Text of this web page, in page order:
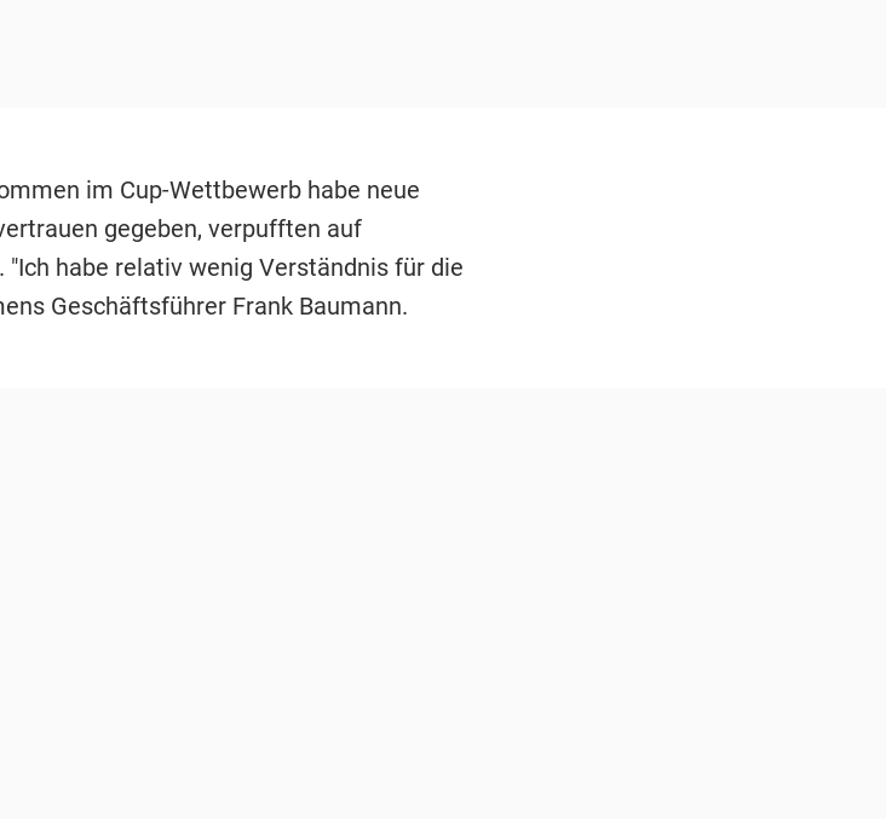
im Cup-Wettbewerb habe neue
gegeben, verpufften auf
"Ich habe relativ wenig Verständnis für die
Geschäftsführer Frank Baumann.